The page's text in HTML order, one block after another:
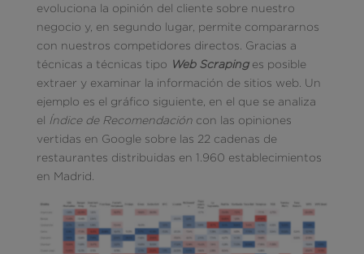
evoluciona la opinión del cliente sobre nuestro
negocio y, en segundo lugar, permite compararnos
con nuestros competidores directos. Gracias a
técnicas a técnicas tipo Web Scrapinges posible
extraer y examinar la información de sitios web. Un
ejemplo es el gráfico siguiente, en el que se analiza
el Índice de Recomendacióncon las opiniones
vertidas en Google sobre las 22 cadenas de
restaurantes distribuidas en 1.960 establecimientos
en Madrid.